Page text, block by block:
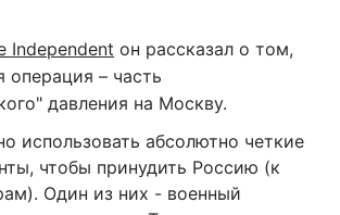
Independent он рассказал о том,
операция – часть
давления на Москву.
использовать абсолютно четкие
чтобы принудить Россию (к
Один из них - военный